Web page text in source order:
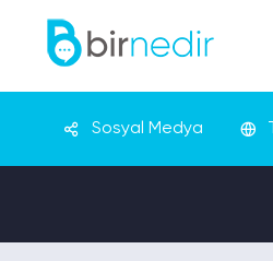
Sosyal Medya